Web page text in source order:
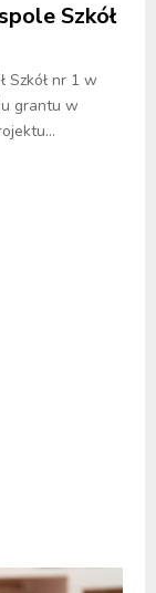
Szkół
Szkół nr 1 w
grantu w